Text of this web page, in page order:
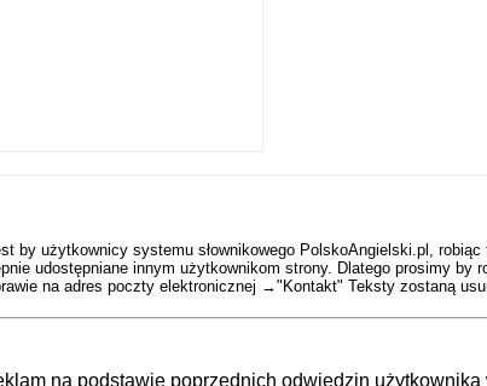
użytkownicy systemu słownikowego PolskoAngielski.pl, robiąc
udostępniane innym użytkownikom strony. Dlatego prosimy by
na adres poczty elektronicznej →"Kontakt" Teksty zostaną
na podstawie poprzednich odwiedzin